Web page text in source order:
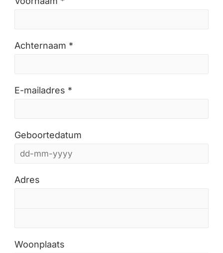
Achternaam *
E-mailadres *
Geboortedatum
Adres
Woonplaats